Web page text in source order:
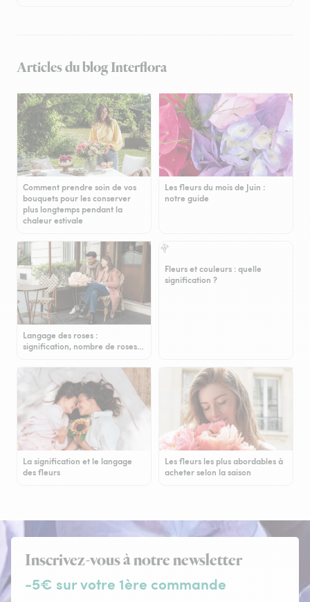
Articles du blog Interflora
Comment prendre soin de vos
bouquets pour les conserver
plus longtemps pendant la
chaleur estivale
Les fleurs du mois de Juin :
notre guide
Langage des roses :
signification, nombre de roses…
Fleurs et couleurs : quelle
signification ?
La signification et le langage
des fleurs
Les fleurs les plus abordables à
acheter selon la saison
Inscrivez-vous à notre newsletter
-5€ sur votre 1ère commande